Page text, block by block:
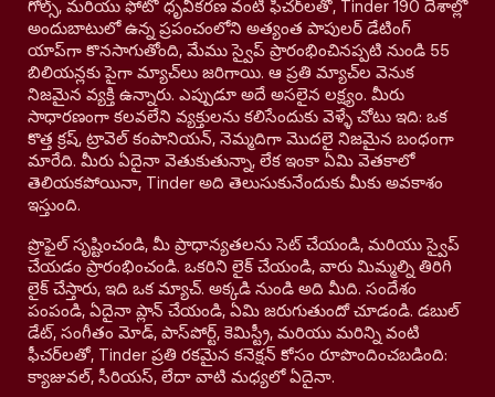
గోల్స్, మరియు ఫోటో ధృవీకరణ వంటి ఫీచర్‌లతో, Tinder 190 దేశాల్లో
అందుబాటులో ఉన్న ప్రపంచంలోని అత్యంత పాపులర్ డేటింగ్
యాప్‌గా కొనసాగుతోంది, మేము స్వైప్ ప్రారంభించినప్పటి నుండి 55
బిలియన్లకు పైగా మ్యాచ్‌లు జరిగాయి. ఆ ప్రతి మ్యాచ్‌ల వెనుక
నిజమైన వ్యక్తి ఉన్నారు. ఎప్పుడూ అదే అసలైన లక్ష్యం. మీరు
సాధారణంగా కలవలేని వ్యక్తులను కలిసేందుకు వెళ్ళే చోటు ఇది: ఒక
కొత్త క్రష్, ట్రావెల్ కంపానియన్, నెమ్మదిగా మొదలై నిజమైన బంధంగా
మారేది. మీరు ఏదైనా వెతుకుతున్నా, లేక ఇంకా ఏమి వెతకాలో
తెలియకపోయినా, Tinder అది తెలుసుకునేందుకు మీకు అవకాశం
ఇస్తుంది.
ప్రొఫైల్ సృష్టించండి, మీ ప్రాధాన్యతలను సెట్ చేయండి, మరియు స్వైప్
చేయడం ప్రారంభించండి. ఒకరిని లైక్ చేయండి, వారు మిమ్మల్ని తిరిగి
లైక్ చేస్తారు, ఇది ఒక మ్యాచ్. అక్కడి నుండి అది మీది. సందేశం
పంపండి, ఏదైనా ప్లాన్ చేయండి, ఏమి జరుగుతుందో చూడండి. డబుల్
డేట్, సంగీతం మోడ్, పాస్‌పోర్ట్, కెమిస్ట్రీ, మరియు మరిన్ని వంటి
ఫీచర్‌లతో, Tinder ప్రతి రకమైన కనెక్షన్ కోసం రూపొందించబడింది:
క్యాజువల్, సీరియస్, లేదా వాటి మధ్యలో ఏదైనా.